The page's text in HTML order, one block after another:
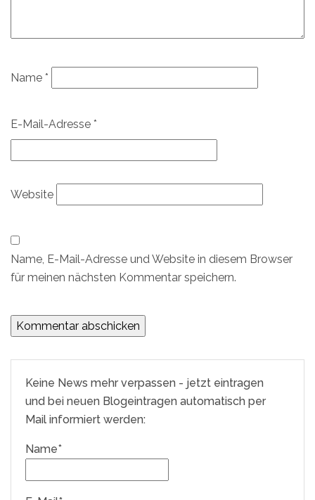
Name *
E-Mail-Adresse *
Website
Name, E-Mail-Adresse und Website in diesem Browser
für meinen nächsten Kommentar speichern.
Keine News mehr verpassen - jetzt eintragen
und bei neuen Blogeintragen automatisch per
Mail informiert werden:
Name*